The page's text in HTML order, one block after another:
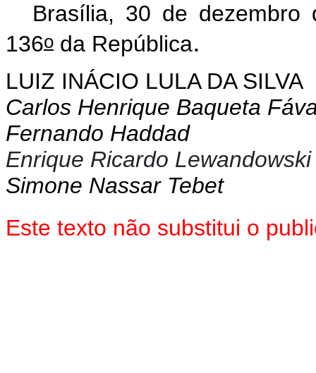
Brasília, 30 de dezembro
136o da República.
LUIZ INÁCIO LULA DA SILVA
Carlos Henrique Baqueta
Fernando Haddad
Enrique Ricardo Lewandowski
Simone Nassar Tebet
Este texto não substitui o